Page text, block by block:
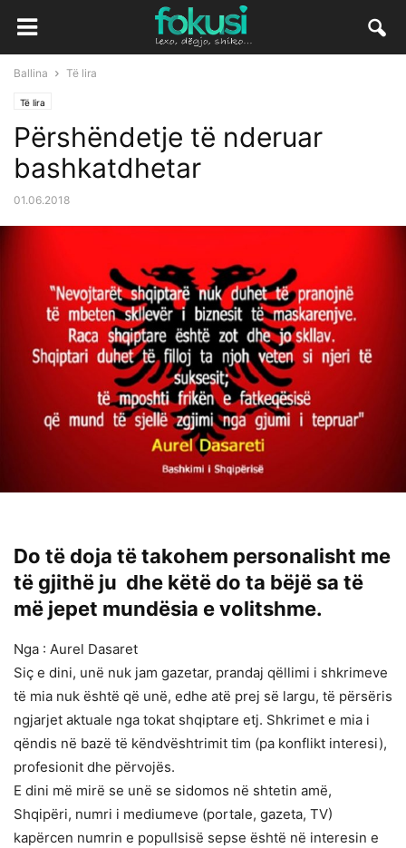
Ballina Të lira
Të lira
Përshëndetje të nderuar
bashkatdhetar
01.06.2018
Do të doja të takohem personalisht me
të gjithë ju dhe këtë do ta bëjë sa të
më jepet mundësia e volitshme.
Nga : Aurel Dasaret
Siç e dini, unë nuk jam gazetar, prandaj qëllimi i shkrimeve
të mia nuk është që unë, edhe atë prej së largu, të përsëris
ngjarjet aktuale nga tokat shqiptare etj. Shkrimet e mia i
qëndis në bazë të këndvështrimit tim (pa konflikt interesi),
profesionit dhe përvojës.
E dini më mirë se unë se sidomos në shtetin amë,
Shqipëri, numri i mediumeve (portale, gazeta, TV)
kapërcen numrin e popullsisë sepse është në interesin e